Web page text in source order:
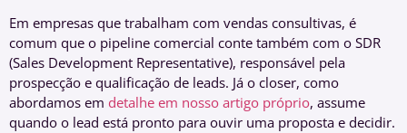
Em empresas que trabalham com vendas consultivas, é
comum que o pipeline comercial conte também com o SDR
(Sales Development Representative), responsável pela
prospecção e qualificação de leads. Já o closer, como
abordamos em detalhe em nosso artigo próprio, assume
quando o lead está pronto para ouvir uma proposta e decidir.